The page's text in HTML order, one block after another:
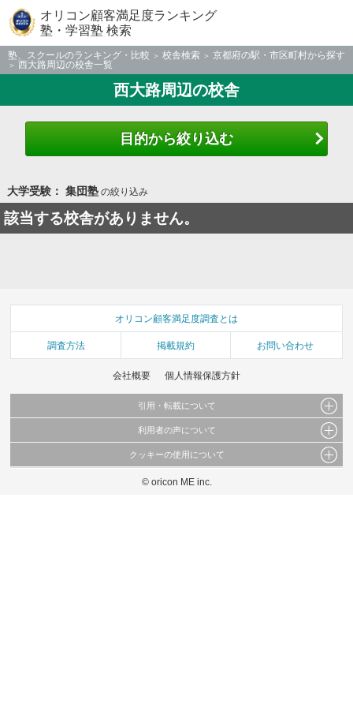
オリコン顧客満足度ランキング
塾・学習塾 検索
塾、スクールのランキング・比較 校舎検索
京都府の駅・市区町村から探す
西大路周辺の校舎一覧
西大路周辺の校舎
目的から絞り込む
大学受験： 集団塾の絞り込み
該当する校舎がありません。
オリコン顧客満足度調査とは
調査方法 掲載規約 お問い合わせ
会社概要 個人情報保護方針
引用・転載について
当サイトで公開されている情報（文字、写真、イラスト、画像データ等）及びこれらの配
これらの情報を権利者の許可なく無断転載・複製などの二次利用を行うことは固く禁じて
利用者の声について
当サイトに掲載している内容はすべてサービスの利用者が提出された見解・感想です。
弊社の見解・ 意見ではないことをご理解いただいた上でご覧ください。
クッキーの使用について
このサイトでは Cookie を使用して、ユーザーに合わせたコンテンツや広告の表示、ソー
© oricon ME inc.